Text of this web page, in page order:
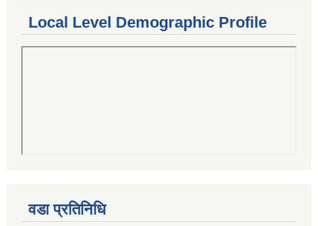
Local Level Demographic Profile
वडा प्रतिनिधि